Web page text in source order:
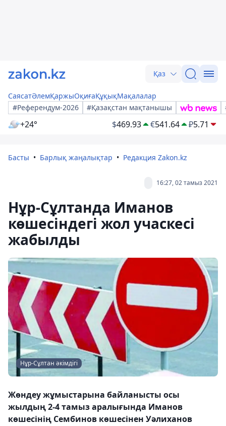
Қаз
СаясатӘлемҚаржыОқиғаҚұқықМақалалар
#Референдум-2026
#Қазақстан мақтанышы
+24° $469.93 €541.64 ₽5.71
Басты Барлық жаңалықтар Редакция Zakon.kz
16:27, 02 тамыз 2021
Нұр-Сұлтанда Иманов
көшесіндегі жол учаскесі
жабылды
Нұр-Сұлтан әкімдігі
Жөндеу жұмыстарына байланысты осы
жылдың 2-4 тамыз аралығында Иманов
көшесінің Сембинов көшесінен Уәлиханов